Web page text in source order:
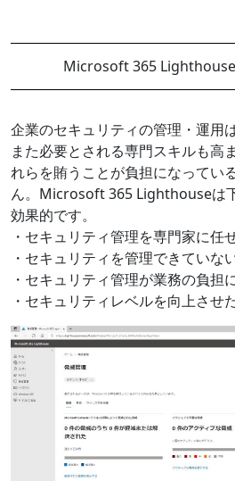
Microsoft 365
企業のセキュリティの管理・運用
また必要とされる専門スキルも高
れらを賄うことが負担になってい
ん。Microsoft 365 Lighthouseは
効果的です。
・セキュリティ管理を専門家に任
・セキュリティを管理できていな
・セキュリティ管理が業務の負担
・セキュリティレベルを向上させ